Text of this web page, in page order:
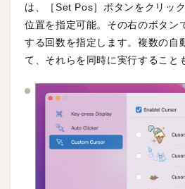
は、［Set Pos］ボタンをクリッ
位置を指定可能。その右のボタン
する回数を指定します。複数の自
て、それらを同時に実行すること